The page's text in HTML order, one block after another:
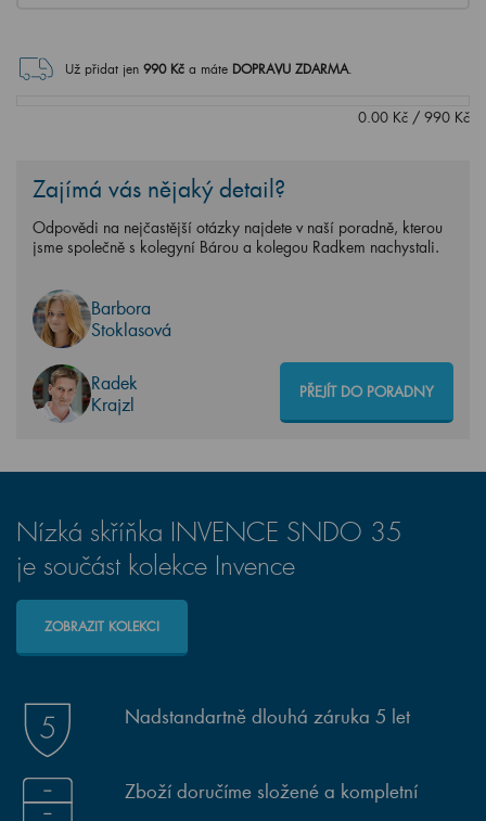
Už přidat jen 990Kč a máte DOPRAVU ZDARMA.
0.00 Kč / 990 Kč
Zajímá vás nějaký detail?
Odpovědi na nejčastější otázky najdete v naší poradně, kterou
jsme společně s kolegyní Bárou a kolegou Radkem nachystali.
Barbora
Stoklasová
Radek
Krajzl
PŘEJÍT DO PORADNY
Nízká skříňka INVENCE SNDO 35
je součást kolekce Invence
ZOBRAZIT KOLEKCI
Nadstandartně dlouhá záruka 5 let
Zboží doručíme složené a kompletní